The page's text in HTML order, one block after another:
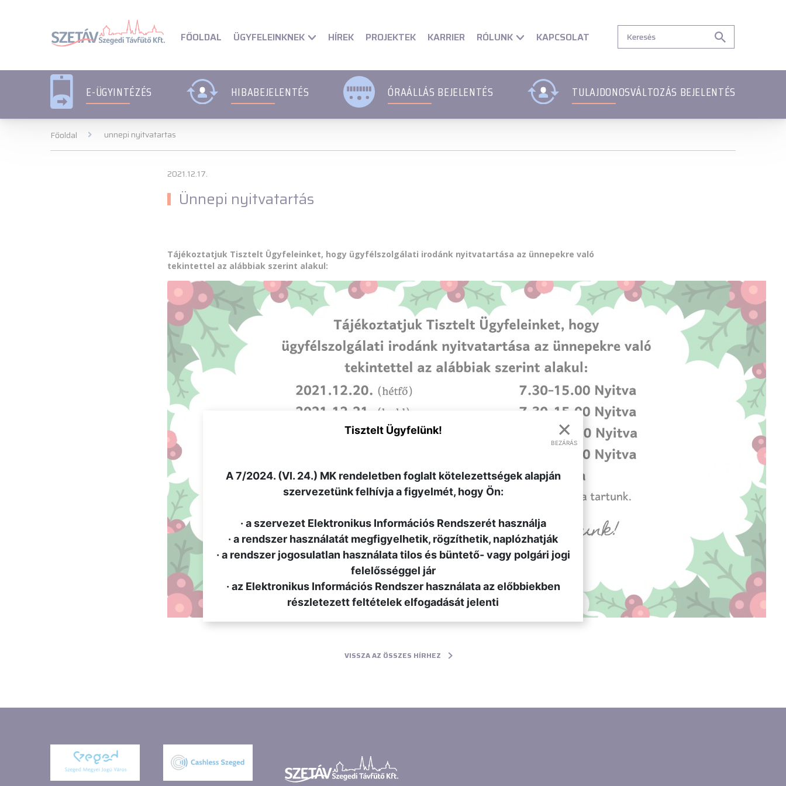
FŐOLDAL ÜGYFELEINKNEK HÍREK PROJEKTEK KARRIER RÓLUNK KAPCSOLAT
E-ÜGYINTÉZÉS HIBABEJELENTÉS ÓRAÁLLÁS BEJELENTÉS TULAJDONOSVÁLTOZÁS BEJELENTÉS
Főoldal unnepi nyitvatartas
2021.12.17.
Ünnepi nyitvatartás
Tájékoztatjuk Tisztelt Ügyfeleinket, hogy ügyfélszolgálati irodánk nyitvatartása az ünnepekre való
tekintettel az alábbiak szerint alakul:
VISSZA AZ ÖSSZES HÍRHEZ
×
BEZÁRÁS
Tisztelt Ügyfelünk!
A 7/2024. (VI. 24.) MK rendeletben foglalt kötelezettségek alapján
szervezetünk felhívja a figyelmét, hogy Ön:
· a szervezet Elektronikus Információs Rendszerét használja
· a rendszer használatát megfigyelhetik, rögzíthetik, naplózhatják
· a rendszer jogosulatlan használata tilos és büntető- vagy polgári jogi
felelősséggel jár
· az Elektronikus Információs Rendszer használata az előbbiekben
részletezett feltételek elfogadását jelenti